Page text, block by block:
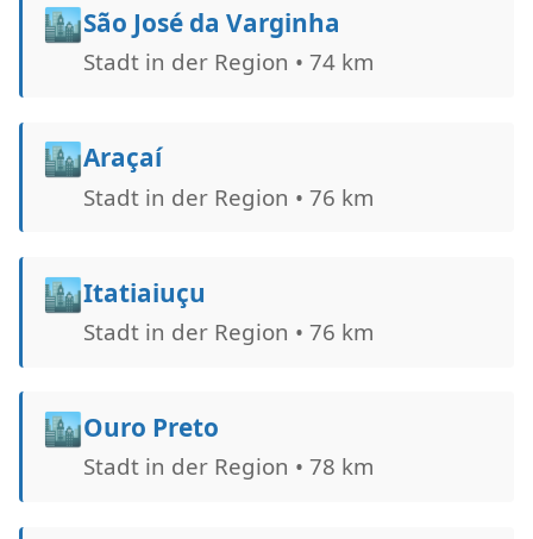
🏙️São José da Varginha
Stadt in der Region • 74 km
🏙️Araçaí
Stadt in der Region • 76 km
🏙️Itatiaiuçu
Stadt in der Region • 76 km
🏙️Ouro Preto
Stadt in der Region • 78 km